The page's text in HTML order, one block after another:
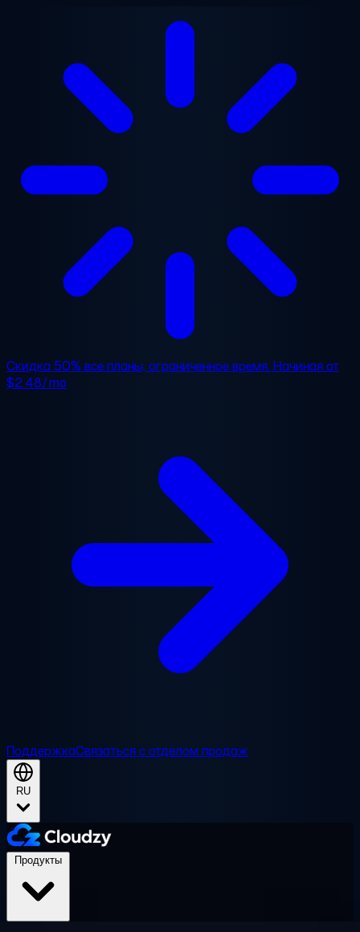
Перейти к основному содержанию
Скидка 50% все планы, ограниченное время. Начиная от
$2.48/mo
ПоддержкаСвязаться с отделом продаж
RU